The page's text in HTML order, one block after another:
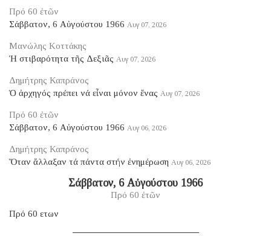
Πρό 60 ἐτῶν
Σάββατον, 6 Αὐγούστου 1966 Αυγ 07, 2026
Μανώλης Κοττάκης
Ἡ στιβαρότητα τῆς Δεξιᾶς Αυγ 07, 2026
Δημήτρης Καπράνος
Ὁ ἀρχηγός πρέπει νά εἶναι μόνον ἕνας Αυγ 07, 2026
Πρό 60 ἐτῶν
Σάββατον, 6 Αὐγούστου 1966 Αυγ 06, 2026
Δημήτρης Καπράνος
Ὅταν ἄλλαξαν τά πάντα στήν ἐνημέρωση Αυγ 06, 2026
Σάββατον, 6 Αὐγούστου 1966
Πρό 60 ἐτῶν
Πρό 60 ετων